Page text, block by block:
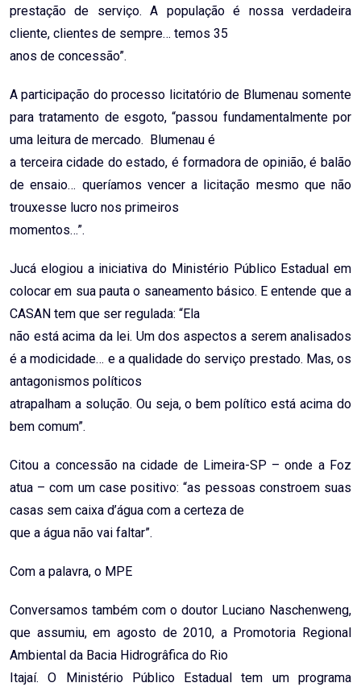
prestação de serviço. A população é nossa verdadeira
cliente, clientes de sempre… temos 35
anos de concessão”.
A participação do processo licitatório de Blumenau somente
para tratamento de esgoto, “passou fundamentalmente por
uma leitura de mercado. Blumenau é
a terceira cidade do estado, é formadora de opinião, é balão
de ensaio… queríamos vencer a licitação mesmo que não
trouxesse lucro nos primeiros
momentos…”.
Jucá elogiou a iniciativa do Ministério Público Estadual em
colocar em sua pauta o saneamento básico. E entende que a
CASAN tem que ser regulada: “Ela
não está acima da lei. Um dos aspectos a serem analisados
é a modicidade… e a qualidade do serviço prestado. Mas, os
antagonismos políticos
atrapalham a solução. Ou seja, o bem político está acima do
bem comum”.
Citou a concessão na cidade de Limeira-SP – onde a Foz
atua – com um case positivo: “as pessoas constroem suas
casas sem caixa d’água com a certeza de
que a água não vai faltar”.
Com a palavra, o MPE
Conversamos também com o doutor Luciano Naschenweng,
que assumiu, em agosto de 2010, a Promotoria Regional
Ambiental da Bacia Hidrogrâfica do Rio
Itajaí. O Ministério Público Estadual tem um programa